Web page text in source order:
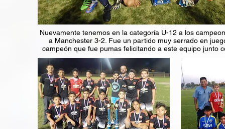
Nuevamente tenemos en la categoría U-12 a los
a Manchester 3-2. Fue un partido muy serrado en
campeón que fue pumas felicitando a este equipo junto